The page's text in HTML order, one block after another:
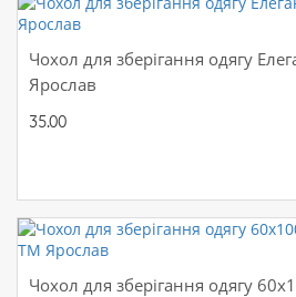
Чохол для зберігання одягу
Ярослав
35.00
Чохол для зберігання одягу